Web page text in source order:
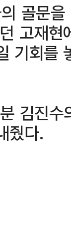
골문
고재
기회를
김진
줬다.